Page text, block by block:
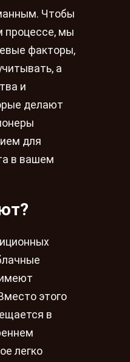
Чтобы
процессе, мы
факторы,
а
и
делают
для
в вашем
этого
в
легко